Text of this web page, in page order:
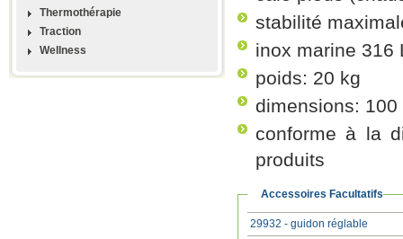
Thermothérapie
Traction
Wellness
stabilité
inox marine 316
poids: 20 kg
dimensions:
conforme à la
produits
Accessoires Facultatifs
29932 - guidon réglable